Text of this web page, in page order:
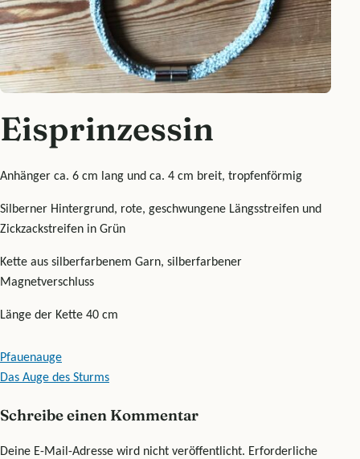
Eisprinzessin
Anhänger ca. 6 cm lang und ca. 4 cm breit, tropfenförmig
Silberner Hintergrund, rote, geschwungene Längsstreifen und
Zickzackstreifen in Grün
Kette aus silberfarbenem Garn, silberfarbener
Magnetverschluss
Länge der Kette 40 cm
Beitragsnavigation
Pfauenauge
Das Auge des Sturms
Schreibe einen Kommentar
Deine E-Mail-Adresse wird nicht veröffentlicht. Erforderliche